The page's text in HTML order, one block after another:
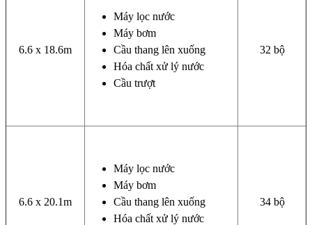
6.6 x 18.6m
Máy lọc nước
Máy bơm
Cầu thang lên xuống
Hóa chất xử lý nước
Cầu trượt
32 bộ
6.6 x 20.1m
Máy lọc nước
Máy bơm
Cầu thang lên xuống
Hóa chất xử lý nước
34 bộ